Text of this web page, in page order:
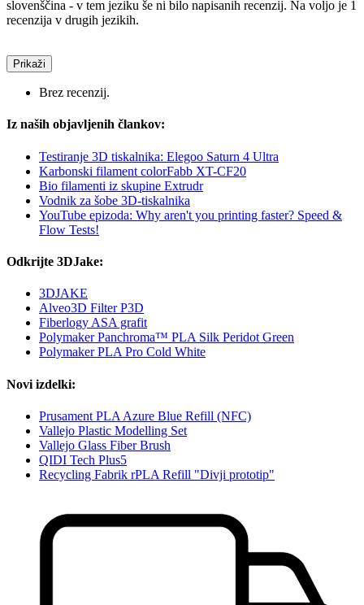
slovenščina - v tem jeziku še ni bilo napisanih recenzij. Na voljo je 1
recenzija v drugih jezikih.
Prikaži
Brez recenzij.
Iz naših objavljenih člankov:
Testiranje 3D tiskalnika: Elegoo Saturn 4 Ultra
Karbonski filament colorFabb XT-CF20
Bio filamenti iz skupine Extrudr
Vodnik za šobe 3D-tiskalnika
YouTube epizoda: Why aren't you printing faster? Speed &
Flow Tests!
Odkrijte 3DJake:
3DJAKE
Alveo3D Filter P3D
Fiberlogy ASA grafit
Polymaker Panchroma™ PLA Silk Peridot Green
Polymaker PLA Pro Cold White
Novi izdelki:
Prusament PLA Azure Blue Refill (NFC)
Vallejo Plastic Modelling Set
Vallejo Glass Fiber Brush
QIDI Tech Plus5
Recycling Fabrik rPLA Refill "Divji prototip"